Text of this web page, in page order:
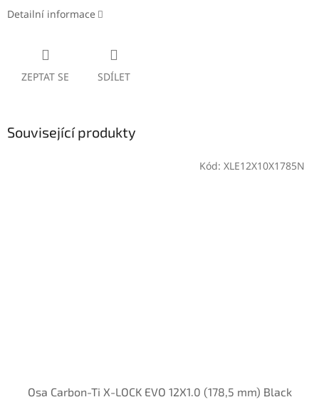
Detailní informace
ZEPTAT SE SDÍLET
Související produkty
Osa Carbon-Ti X-LOCK EVO 12X1.0 (178,5 mm) Black
Kód: XLE12X10X1785N